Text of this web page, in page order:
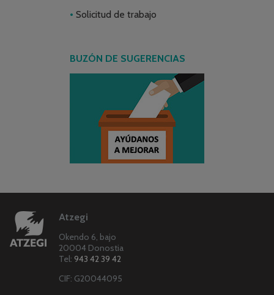
Solicitud de trabajo
BUZÓN DE SUGERENCIAS
Atzegi
Okendo 6, bajo
20004 Donostia
Tel: 943 42 39 42
CIF: G20044095